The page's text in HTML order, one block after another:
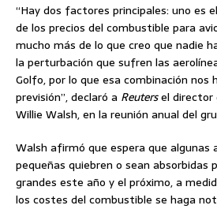
“Hay dos factores principales: uno es
de los precios del combustible para
mucho más de lo que creo que nadie
la perturbación que sufren las
Golfo, por lo que esa combinación nos
previsión”, declaró a Reutersel director
Willie Walsh, en la reunión anual del
Walsh afirmó que espera que algunas
pequeñas quiebren o sean absorbidas
grandes este año y el próximo, a
los costes del combustible se haga